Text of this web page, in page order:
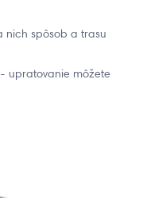
nich spôsob a trasu
upratovanie môžete